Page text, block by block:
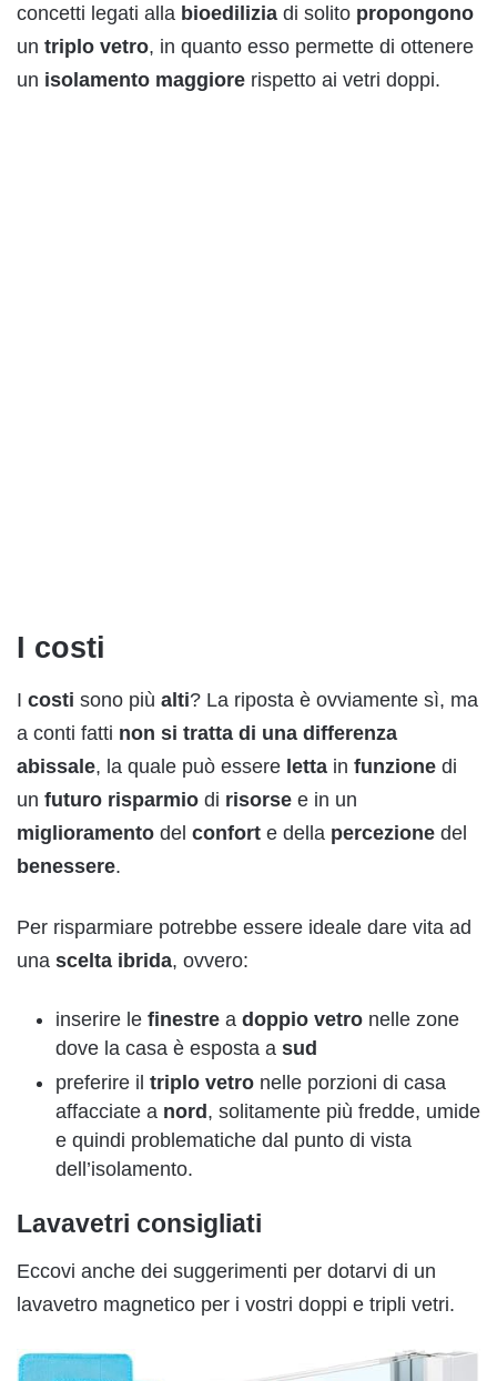
concetti legati alla bioedilizia di solito propongono
un triplo vetro, in quanto esso permette di ottenere
un isolamento maggiore rispetto ai vetri doppi.
I costi
I costi sono più alti? La riposta è ovviamente sì, ma
a conti fatti non si tratta di una differenza
abissale, la quale può essere letta in funzione di
un futuro risparmio di risorse e in un
miglioramento del confort e della percezione del
benessere.
Per risparmiare potrebbe essere ideale dare vita ad
una scelta ibrida, ovvero:
inserire le finestre a doppio vetro nelle zone
dove la casa è esposta a sud
preferire il triplo vetro nelle porzioni di casa
affacciate a nord , solitamente più fredde, umide
e quindi problematiche dal punto di vista
dell’isolamento.
Lavavetri consigliati
Eccovi anche dei suggerimenti per dotarvi di un
lavavetro magnetico per i vostri doppi e tripli vetri.